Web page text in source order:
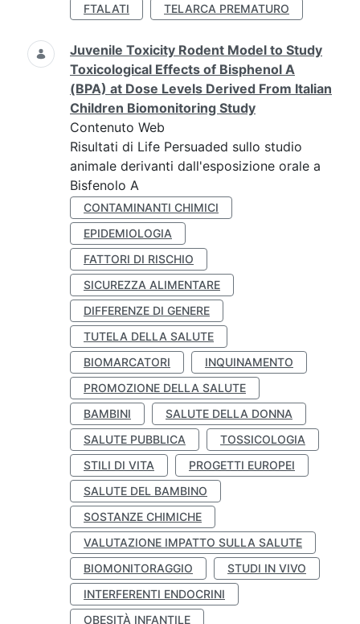
FTALATI
TELARCA PREMATURO
Juvenile Toxicity Rodent Model to Study
Toxicological Effects of Bisphenol A
(BPA) at Dose Levels Derived From Italian
Children Biomonitoring Study
Contenuto Web
Risultati di Life Persuaded sullo studio
animale derivanti dall'esposizione orale a
Bisfenolo A
CONTAMINANTI CHIMICI
EPIDEMIOLOGIA
FATTORI DI RISCHIO
SICUREZZA ALIMENTARE
DIFFERENZE DI GENERE
TUTELA DELLA SALUTE
BIOMARCATORI
INQUINAMENTO
PROMOZIONE DELLA SALUTE
BAMBINI
SALUTE DELLA DONNA
SALUTE PUBBLICA
TOSSICOLOGIA
STILI DI VITA
PROGETTI EUROPEI
SALUTE DEL BAMBINO
SOSTANZE CHIMICHE
VALUTAZIONE IMPATTO SULLA SALUTE
BIOMONITORAGGIO
STUDI IN VIVO
INTERFERENTI ENDOCRINI
OBESITÀ INFANTILE